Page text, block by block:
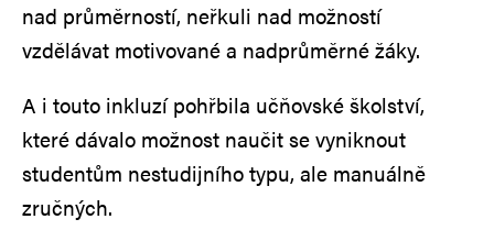
nad průměrností, neřkuli nad možností
vzdělávat motivované a nadprůměrné žáky.
A i touto inkluzí pohřbila učňovské školství,
které dávalo možnost naučit se vyniknout
studentům nestudijního typu, ale manuálně
zručných.